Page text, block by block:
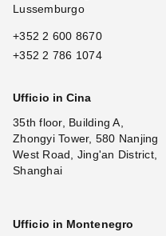
Lussemburgo
+352 2 600 8670
+352 2 786 1074
Ufficio in Cina
35th floor, Building A,
Zhongyi Tower, 580 Nanjing
West Road, Jing'an District,
Shanghai
Ufficio in Montenegro